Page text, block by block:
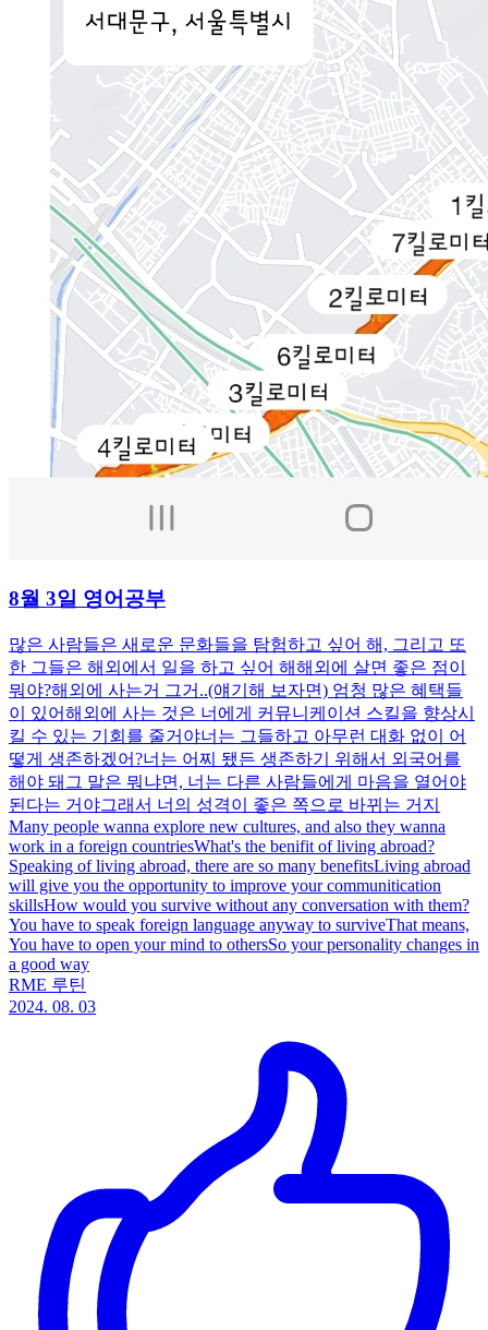
8월 3일 영어공부
많은 사람들은 새로운 문화들을 탐험하고 싶어 해, 그리고 또
한 그들은 해외에서 일을 하고 싶어 해해외에 살면 좋은 점이
뭐야?해외에 사는거 그거..(얘기해 보자면) 엄청 많은 혜택들
이 있어해외에 사는 것은 너에게 커뮤니케이션 스킬을 향상시
킬 수 있는 기회를 줄거야너는 그들하고 아무런 대화 없이 어
떻게 생존하겠어?너는 어찌 됐든 생존하기 위해서 외국어를
해야 돼그 말은 뭐냐면, 너는 다른 사람들에게 마음을 열어야
된다는 거야그래서 너의 성격이 좋은 쪽으로 바뀌는 거지
Many people wanna explore new cultures, and also they wanna
work in a foreign countriesWhat's the benifit of living abroad?
Speaking of living abroad, there are so many benefitsLiving abroad
will give you the opportunity to improve your communitication
skillsHow would you survive without any conversation with them?
You have to speak foreign language anyway to surviveThat means,
You have to open your mind to othersSo your personality changes in
a good way
RME 루틴
2024. 08. 03